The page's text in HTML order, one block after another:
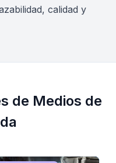
calidad y
de Medios de